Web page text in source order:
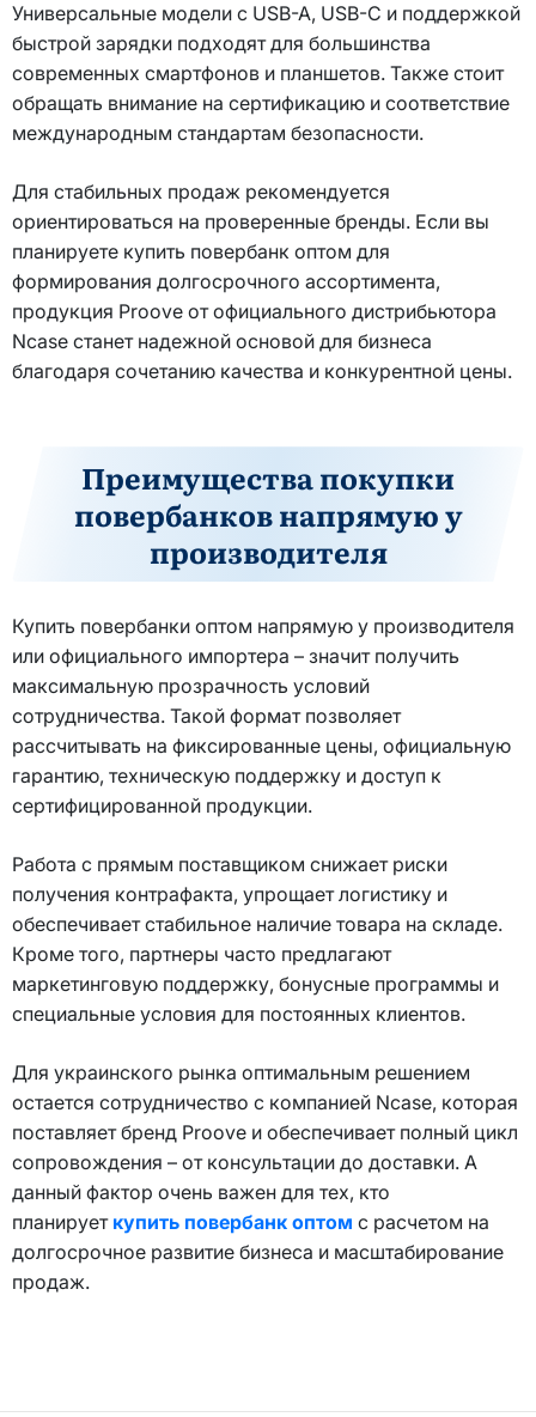
Универсальные модели с USB-A, USB-C и поддержкой
быстрой зарядки подходят для большинства
современных смартфонов и планшетов. Также стоит
обращать внимание на сертификацию и соответствие
международным стандартам безопасности.
Для стабильных продаж рекомендуется
ориентироваться на проверенные бренды. Если вы
планируете купить повербанк оптом для
формирования долгосрочного ассортимента,
продукция Proove от официального дистрибьютора
Ncase станет надежной основой для бизнеса
благодаря сочетанию качества и конкурентной цены.
Преимущества покупки
повербанков напрямую у
производителя
Купить повербанки оптом напрямую у производителя
или официального импортера – значит получить
максимальную прозрачность условий
сотрудничества. Такой формат позволяет
рассчитывать на фиксированные цены, официальную
гарантию, техническую поддержку и доступ к
сертифицированной продукции.
Работа с прямым поставщиком снижает риски
получения контрафакта, упрощает логистику и
обеспечивает стабильное наличие товара на складе.
Кроме того, партнеры часто предлагают
маркетинговую поддержку, бонусные программы и
специальные условия для постоянных клиентов.
Для украинского рынка оптимальным решением
остается сотрудничество с компанией Ncase, которая
поставляет бренд Proove и обеспечивает полный цикл
сопровождения – от консультации до доставки. А
данный фактор очень важен для тех, кто
планирует купить повербанк оптом с расчетом на
долгосрочное развитие бизнеса и масштабирование
продаж.